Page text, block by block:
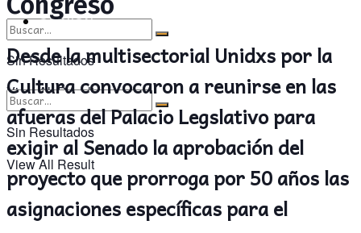
Sin Resultados
View All Result
OPINIÓN
Sin Resultados
View All Result
Desde la multisectorial Unidxs por la
Cultura convocaron a reunirse en las
afueras del Palacio Legslativo para
exigir al Senado la aprobación del
proyecto que prorroga por 50 años las
asignaciones específicas para el